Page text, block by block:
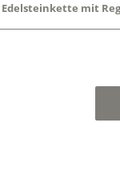
Edelsteinkette mit